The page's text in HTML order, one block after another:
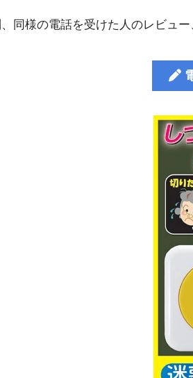
同様の電話を受けた人のレビュー